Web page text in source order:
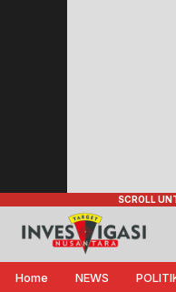
Target Investigasi
Edukasi Nusantara
Home NEWS